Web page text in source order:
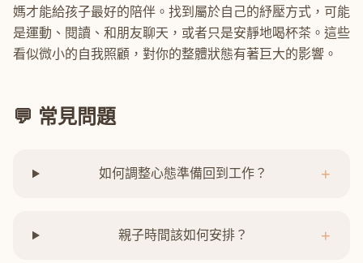
媽才能給孩子最好的陪伴。找到屬於自己的紓壓方式，可能
是運動、閱讀、和朋友聊天，或者只是安靜地喝杯茶。這些
看似微小的自我照顧，對你的整體狀態有著巨大的影響。
💬 常見問題
如何調整心態準備回到工作？ +
親子時間該如何安排？ +